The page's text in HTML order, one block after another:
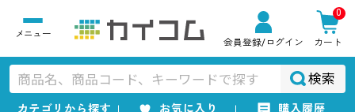
会員登録/ログイン
0
カート
検索
カテゴリから探す お気に入り 購入履歴